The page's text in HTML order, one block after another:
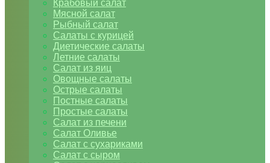
Крабовый салат
Мясной салат
Рыбный салат
Салаты с курицей
Диетические салаты
Летние салаты
Салат из яиц
Овощные салаты
Острые салаты
Постные салаты
Простые салаты
Салат из печени
Салат Оливье
Салат с сухариками
Салат с сыром